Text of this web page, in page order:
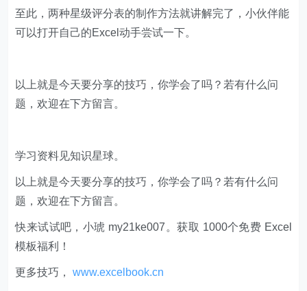
至此，两种星级评分表的制作方法就讲解完了，小伙伴能
可以打开自己的Excel动手尝试一下。
​​以上就是今天要分享的技巧，你学会了吗？若有什么问
题，欢迎在下方留言。
学习资料见知识星球。
以上就是今天要分享的技巧，你学会了吗？若有什么问
题，欢迎在下方留言。
快来试试吧，小琥 my21ke007。获取 1000个免费 Excel
模板福利​​​​！
更多技巧，www.excelbook.cn